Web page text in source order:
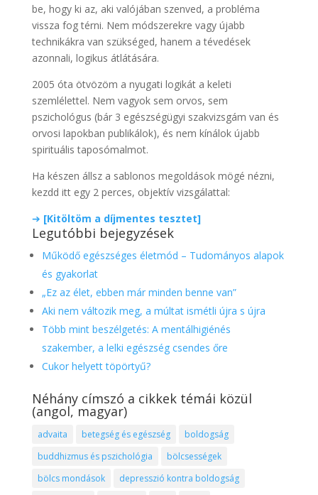
be, hogy ki az, aki valójában szenved, a probléma
vissza fog térni. Nem módszerekre vagy újabb
technikákra van szükséged, hanem a tévedések
azonnali, logikus átlátására.
2005 óta ötvözöm a nyugati logikát a keleti
szemlélettel. Nem vagyok sem orvos, sem
pszichológus (bár 3 egészségügyi szakvizsgám van és
orvosi lapokban publikálok), és nem kínálok újabb
spirituális taposómalmot.
Ha készen állsz a sablonos megoldások mögé nézni,
kezdd itt egy 2 perces, objektív vizsgálattal:
➔ [Kitöltöm a díjmentes tesztet]
Legutóbbi bejegyzések
Működő egészséges életmód – Tudományos alapok
és gyakorlat
„Ez az élet, ebben már minden benne van”
Aki nem változik meg, a múltat ismétli újra s újra
Több mint beszélgetés: A mentálhigiénés
szakember, a lelki egészség csendes őre
Cukor helyett töpörtyű?
Néhány címszó a cikkek témái közül
(angol, magyar)
advaita betegség és egészség
boldogság
buddhizmus és pszichológia
bölcsességek
bölcs mondások
depresszió kontra boldogság